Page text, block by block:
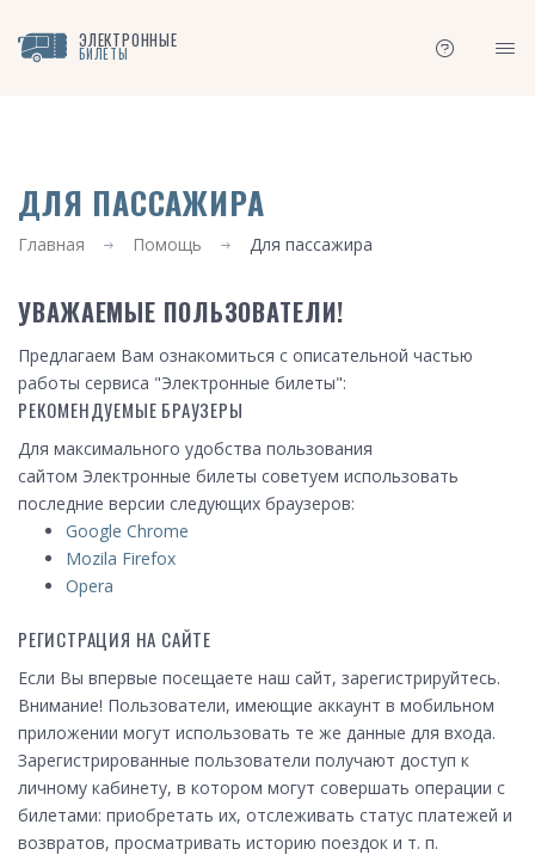
ЭЛЕКТРОННЫЕ
БИЛЕТЫ
ДЛЯ ПАССАЖИРА
Главная Помощь Для пассажира
УВАЖАЕМЫЕ ПОЛЬЗОВАТЕЛИ!
Предлагаем Вам ознакомиться с описательной частью
работы сервиса "Электронные билеты":
РЕКОМЕНДУЕМЫЕ БРАУЗЕРЫ
Для максимального удобства пользования
сайтом Электронные билеты советуем использовать
последние версии следующих браузеров:
Google Chrome
Mozila Firefox
Opera
РЕГИСТРАЦИЯ НА САЙТЕ
Если Вы впервые посещаете наш сайт, зарегистрируйтесь.
Внимание! Пользователи, имеющие аккаунт в мобильном
приложении могут использовать те же данные для входа.
Зарегистрированные пользователи получают доступ к
личному кабинету, в котором могут совершать операции с
билетами: приобретать их, отслеживать статус платежей и
возвратов, просматривать историю поездок и т. п.